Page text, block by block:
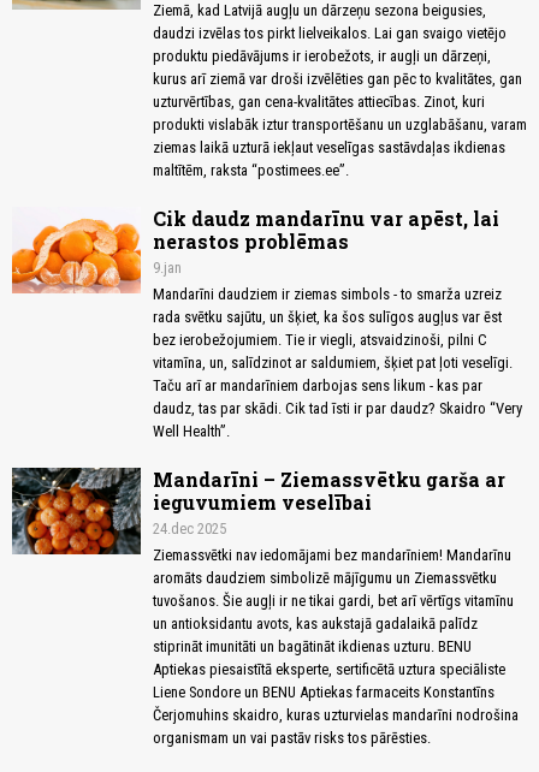
Ziemā, kad Latvijā augļu un dārzeņu sezona beigusies,
daudzi izvēlas tos pirkt lielveikalos. Lai gan svaigo vietējo
produktu piedāvājums ir ierobežots, ir augļi un dārzeņi,
kurus arī ziemā var droši izvēlēties gan pēc to kvalitātes, gan
uzturvērtības, gan cena-kvalitātes attiecības. Zinot, kuri
produkti vislabāk iztur transportēšanu un uzglabāšanu, varam
ziemas laikā uzturā iekļaut veselīgas sastāvdaļas ikdienas
maltītēm, raksta “postimees.ee”.
Cik daudz mandarīnu var apēst, lai
nerastos problēmas
9.jan
Mandarīni daudziem ir ziemas simbols - to smarža uzreiz
rada svētku sajūtu, un šķiet, ka šos sulīgos augļus var ēst
bez ierobežojumiem. Tie ir viegli, atsvaidzinoši, pilni C
vitamīna, un, salīdzinot ar saldumiem, šķiet pat ļoti veselīgi.
Taču arī ar mandarīniem darbojas sens likum - kas par
daudz, tas par skādi. Cik tad īsti ir par daudz? Skaidro “Very
Well Health”.
Mandarīni – Ziemassvētku garša ar
ieguvumiem veselībai
24.dec 2025
Ziemassvētki nav iedomājami bez mandarīniem! Mandarīnu
aromāts daudziem simbolizē mājīgumu un Ziemassvētku
tuvošanos. Šie augļi ir ne tikai gardi, bet arī vērtīgs vitamīnu
un antioksidantu avots, kas aukstajā gadalaikā palīdz
stiprināt imunitāti un bagātināt ikdienas uzturu. BENU
Aptiekas piesaistītā eksperte, sertificētā uztura speciāliste
Liene Sondore un BENU Aptiekas farmaceits Konstantīns
Čerjomuhins skaidro, kuras uzturvielas mandarīni nodrošina
organismam un vai pastāv risks tos pārēsties.